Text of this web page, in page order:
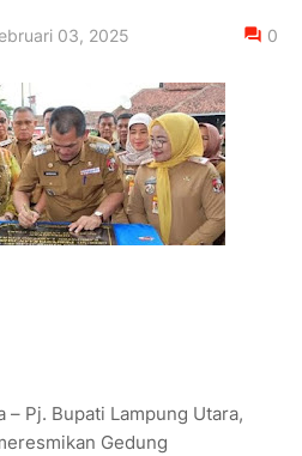
03, 2025 0
– Pj. Bupati Lampung Utara,
Gedung